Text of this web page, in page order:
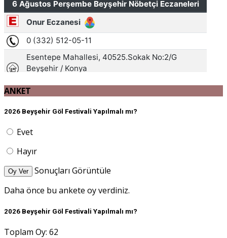
ANKET
2026 Beyşehir Göl Festivali Yapılmalı mı?
Evet
Hayır
Oy Ver
Sonuçları Görüntüle
Daha önce bu ankete oy verdiniz.
2026 Beyşehir Göl Festivali Yapılmalı mı?
Toplam Oy: 62